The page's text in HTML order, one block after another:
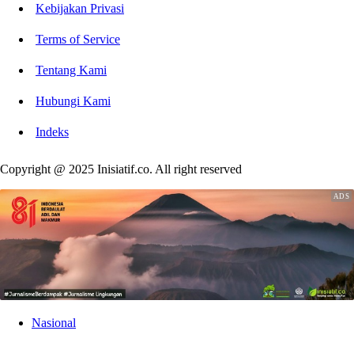
Kebijakan Privasi
Terms of Service
Tentang Kami
Hubungi Kami
Indeks
Copyright @ 2025 Inisiatif.co. All right reserved
Nasional